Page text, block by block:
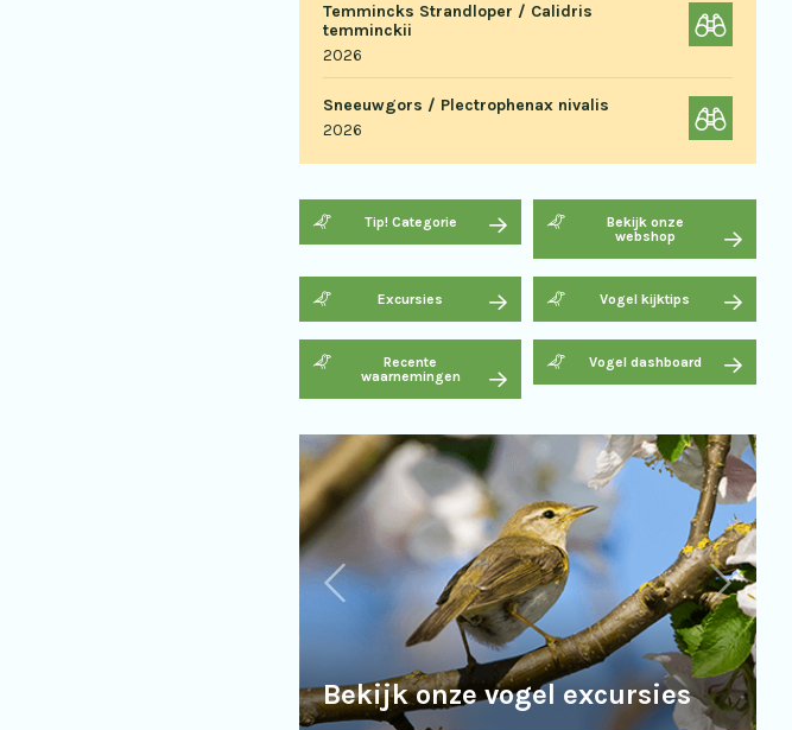
Temmincks Strandloper / Calidris
temminckii
2026
Sneeuwgors / Plectrophenax nivalis
2026
Tip! Categorie
Bekijk onze
webshop
Excursies Vogel kijktips
Recente
waarnemingen
Vogel dashboard
Bekijk onze vogel excursies